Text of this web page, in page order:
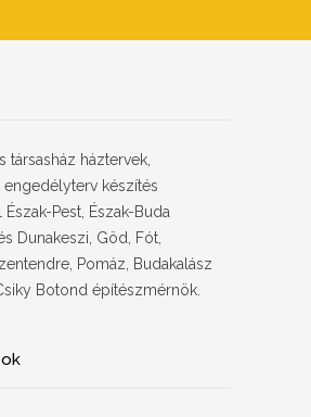
társasház háztervek,
engedélyterv készítés
Pest, Észak-Buda
Dunakeszi, Göd, Fót,
Pomáz, Budakalász
Botond építészmérnök.